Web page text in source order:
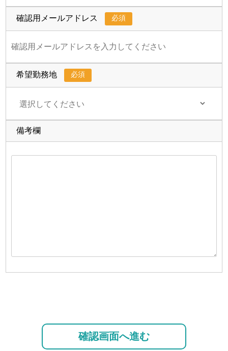
確認用メールアドレス 必須
希望勤務地 必須
備考欄
確認画面へ進む